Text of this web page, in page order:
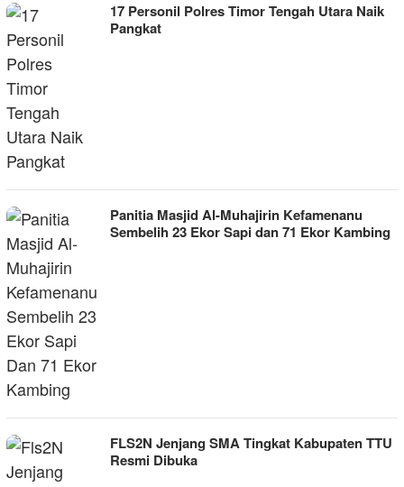
17 Personil Polres Timor Tengah Utara Naik
Pangkat
Panitia Masjid Al-Muhajirin Kefamenanu
Sembelih 23 Ekor Sapi dan 71 Ekor Kambing
FLS2N Jenjang SMA Tingkat Kabupaten TTU
Resmi Dibuka